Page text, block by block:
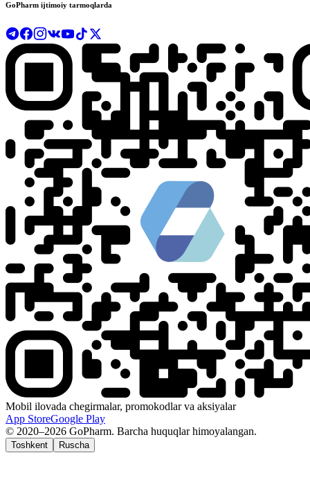
GoPharm ijtimoiy tarmoqlarda
Mobil ilovada chegirmalar, promokodlar va aksiyalar
App StoreGoogle Play
© 2020–2026 GoPharm. Barcha huquqlar himoyalangan.
Toshkent Ruscha